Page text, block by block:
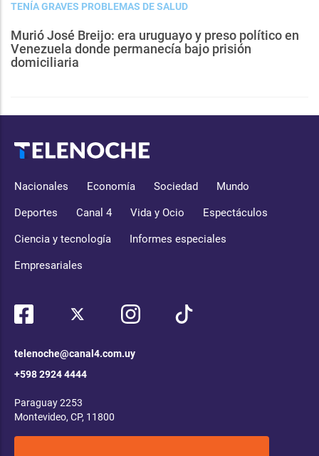
TENÍA GRAVES PROBLEMAS DE SALUD
Murió José Breijo: era uruguayo y preso político en
Venezuela donde permanecía bajo prisión
domiciliaria
Nacionales Economía Sociedad Mundo
Deportes Canal 4 Vida y Ocio Espectáculos
Ciencia y tecnología Informes especiales
Empresariales
telenoche@canal4.com.uy
+598 2924 4444
Paraguay 2253
Montevideo, CP, 11800